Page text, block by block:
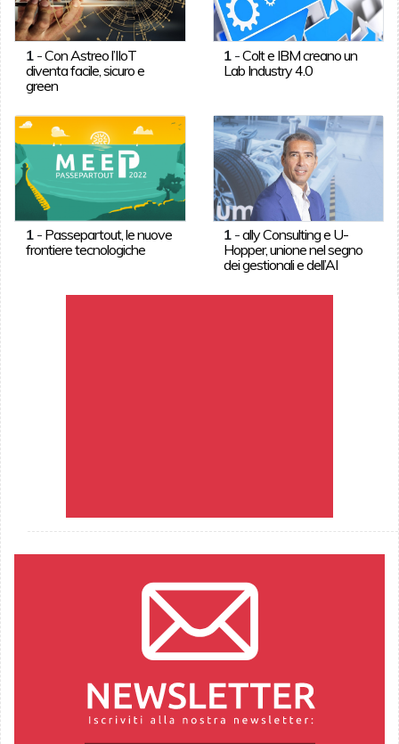
1-Con Astreo l’IIoT
diventa facile, sicuro e
green
1 -Colt e IBM creano un
Lab Industry 4.0
1- Passepartout, le nuove
frontiere tecnologiche
1 -ally Consulting e U-
Hopper, unione nel segno
dei gestionali e dell’AI